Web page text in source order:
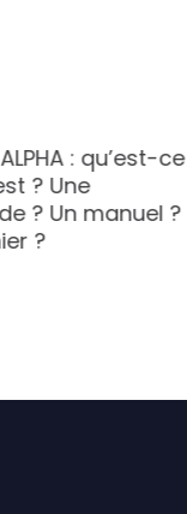
: qu’est-ce
? Une
? Un manuel ?
?